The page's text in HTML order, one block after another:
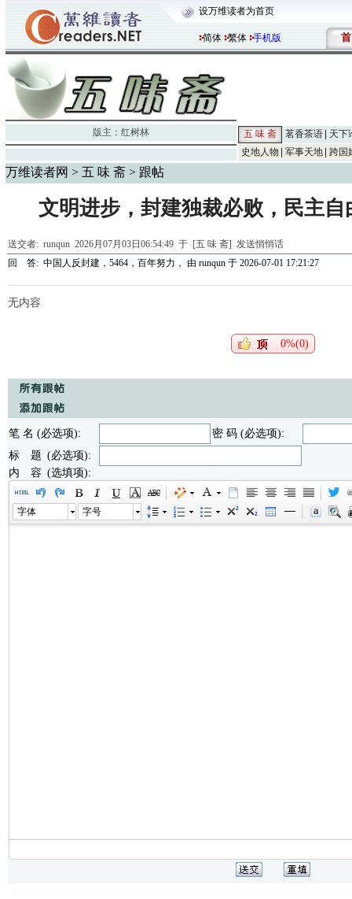
设万维读者为首页
简体 繁体 手机版 首
版主： 红树林 五 味 斋 茗香茶语
天下
史地人物
军事天地 跨国
万维读者网 > 五 味 斋 > 跟帖
文明进步，封建独裁必败，民主
送交者: runqun 2026月07月03日06:54:49 于 [五 味 斋] 发送悄悄话
回 答: 中国人反封建，5464，百年努力， 由 runqun 于 2026-07-01 17:21:27
无内容
0%(0)
笔 名 (必选项):
密 码 (必选项):
标 题 (必选项):
内 容 (选填项):
字体 字号